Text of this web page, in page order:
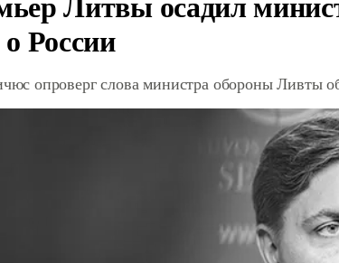
России
опроверг слова министра обороны Ливты